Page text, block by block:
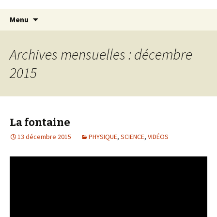
Menu
Archives mensuelles : décembre
2015
La fontaine
13 décembre 2015 PHYSIQUE, SCIENCE, VIDÉOS